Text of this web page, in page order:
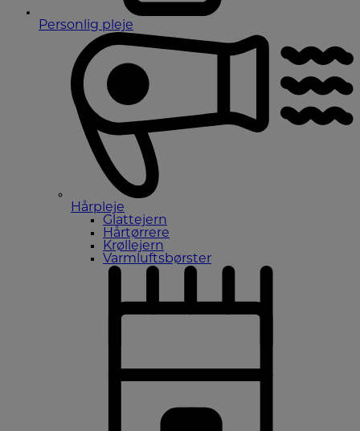
Personlig pleje
Hårpleje
Glattejern
Hårtørrere
Krøllejern
Varmluftsbørster